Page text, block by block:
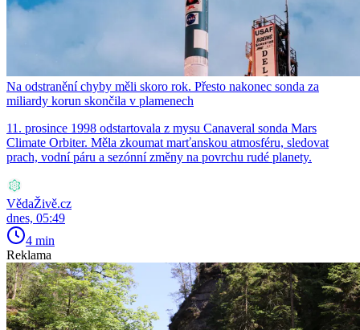
Na odstranění chyby měli skoro rok. Přesto nakonec sonda za
miliardy korun skončila v plamenech
11. prosince 1998 odstartovala z mysu Canaveral sonda Mars
Climate Orbiter. Měla zkoumat marťanskou atmosféru, sledovat
prach, vodní páru a sezónní změny na povrchu rudé planety.
VědaŽivě.cz
dnes, 05:49
4 min
Reklama